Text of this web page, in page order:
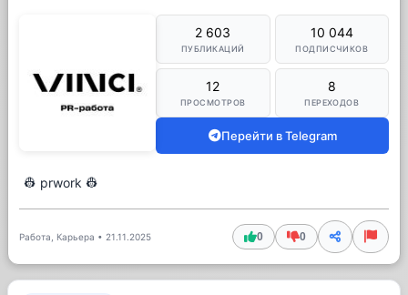
2 603
ПУБЛИКАЦИЙ
10 044
ПОДПИСЧИКОВ
12
ПРОСМОТРОВ
8
ПЕРЕХОДОВ
Перейти в Telegram
👷 prwork 👷
Работа, Карьера • 21.11.2025 0 0